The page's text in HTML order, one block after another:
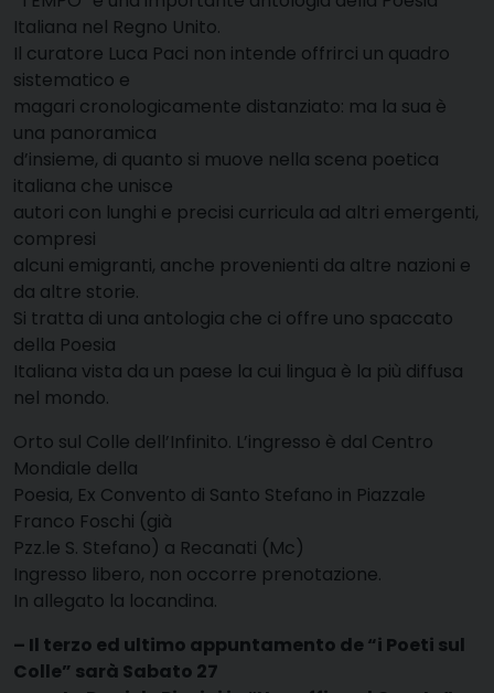
Italiana nel Regno Unito.
Il curatore Luca Paci non intende offrirci un quadro
sistematico e
magari cronologicamente distanziato: ma la sua è
una panoramica
d’insieme, di quanto si muove nella scena poetica
italiana che unisce
autori con lunghi e precisi curricula ad altri emergenti,
compresi
alcuni emigranti, anche provenienti da altre nazioni e
da altre storie.
Si tratta di una antologia che ci offre uno spaccato
della Poesia
Italiana vista da un paese la cui lingua è la più diffusa
nel mondo.
Orto sul Colle dell’Infinito. L’ingresso è dal Centro
Mondiale della
Poesia, Ex Convento di Santo Stefano in Piazzale
Franco Foschi (già
Pzz.le S. Stefano) a Recanati (Mc)
Ingresso libero, non occorre prenotazione.
In allegato la locandina.
– Il terzo ed ultimo appuntamento de “i Poeti sul
Colle” sarà Sabato 27